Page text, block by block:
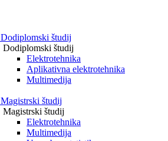
Dodiplomski študij
Dodiplomski študij
Elektrotehnika
Aplikativna elektrotehnika
Multimedija
Magistrski študij
Magistrski študij
Elektrotehnika
Multimedija